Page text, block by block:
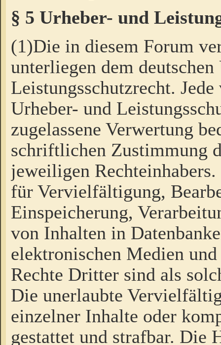
§ 5 Urheber- und
(1)Die in diesem Forum
unterliegen dem
Leistungsschutzrecht.
Urheber- und
zugelassene Verwertung
schriftlichen Zustimmung
jeweiligen
für Vervielfältigung,
Einspeicherung,
von Inhalten in
elektronischen Medien
Rechte Dritter sind als
Die unerlaubte
einzelner Inhalte oder
gestattet und strafbar. Die